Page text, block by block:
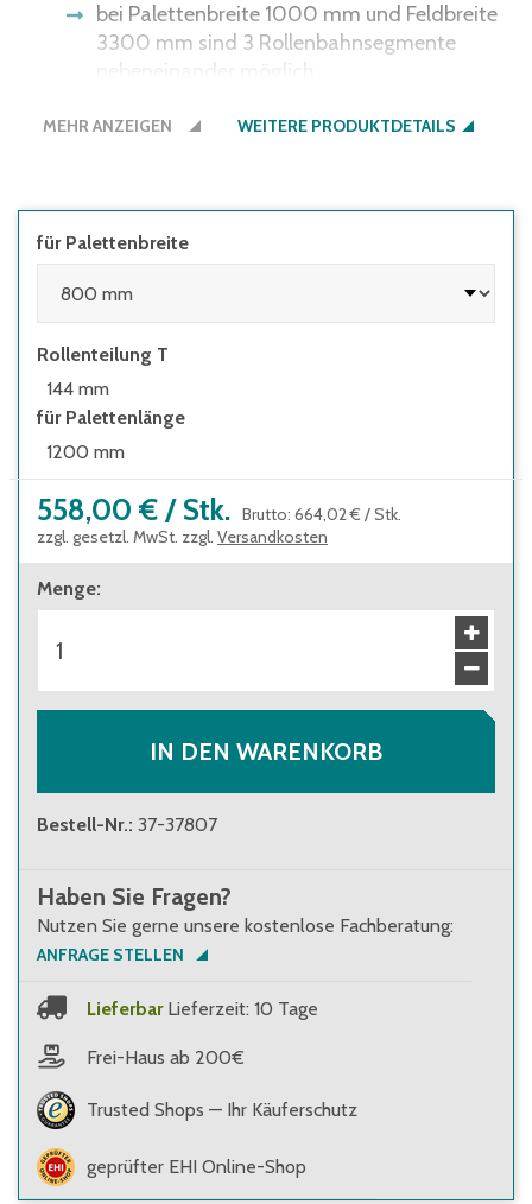
bei Palettenbreite 1000 mm und Feldbreite
3300 mm sind 3 Rollenbahnsegmente
nebeneinander möglich
Tragrollen in verzinkter Ausführung für ein
MEHR ANZEIGEN WEITERE PRODUKTDETAILS
für Palettenbreite
Rollenteilung T
144 mm
für Palettenlänge
1200 mm
558,00 € / Stk. Brutto: 664,02 € /Stk.
zzgl. gesetzl. MwSt. zzgl. Versandkosten
Menge:
IN DEN WARENKORB
Bestell-Nr.: 37-37807
Haben Sie Fragen?
Nutzen Sie gerne unsere kostenlose Fachberatung:
ANFRAGE STELLEN
Lieferbar Lieferzeit: 10 Tage
Frei-Haus ab 200€
Trusted Shops — Ihr Käuferschutz
geprüfter EHI Online-Shop